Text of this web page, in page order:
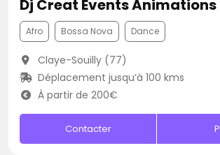
Dj Creat Events Animations
Afro Bossa Nova Dance
Claye-Souilly (77)
Déplacement jusqu’à 100 kms
À partir de 200€
Contacter